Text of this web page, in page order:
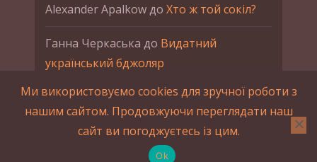
Alexander Apalkowдо Хто ж той сокіл?
Ганна Черкаська до Видатний
український бджоляр
Ганна ЧеркаськадоПетро Франко
2015-2023 © UAHistory Всі права застережено.
При використанні матеріалів сайта обов'язкове
Ми використовуємо cookies для зручної роботи з
нашим сайтом. Продовжуючи переглядати наш
сайт ви погоджуєтесь із цим.
Ok